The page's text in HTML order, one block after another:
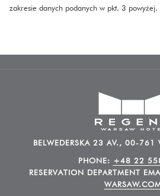
zakresie danych podanych w pkt. 3 powyżej.
BELWEDERSKA 23 AV., 00-761
PHONE: +48 22
RESERVATION DEPARTMENT